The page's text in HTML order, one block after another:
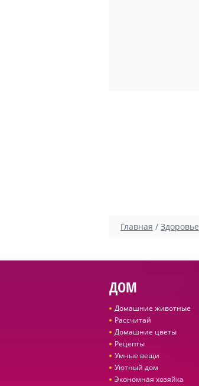
Главная / Здоровье
ДОМ
Домашние животные
Рассчитай
Домашние цветы
Рецепты
Умные вещи
Уютный дом
Экономная хозяйка